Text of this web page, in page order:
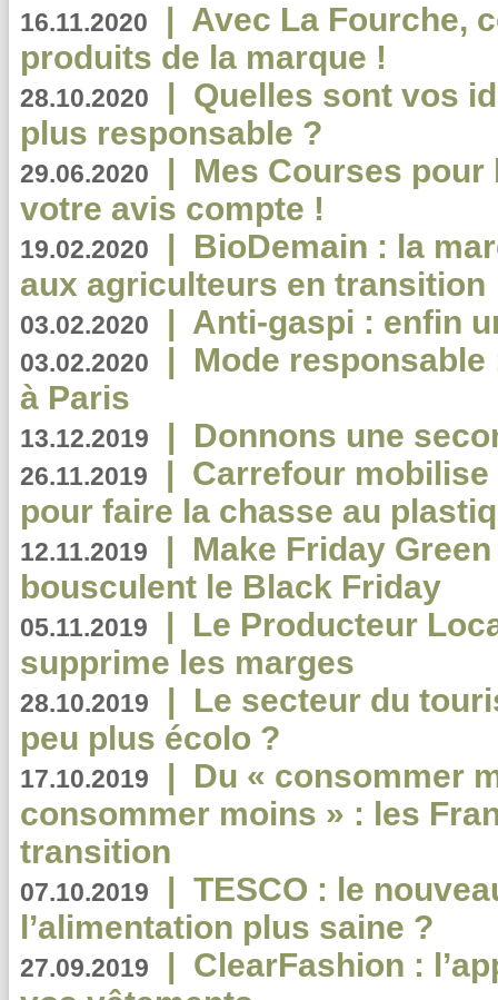
16.11.2020 | Avec La Fourche,
produits de la marque !
28.10.2020 | Quelles sont vos
plus responsable ?
29.06.2020 | Mes Courses pour
votre avis compte !
19.02.2020 | BioDemain : la
aux agriculteurs en transition
03.02.2020 | Anti-gaspi : enfin
03.02.2020 | Mode
à Paris
13.12.2019 | Donnons une
26.11.2019 | Carrefour
pour faire la chasse au
12.11.2019 | Make Friday
bousculent le Black Friday
05.11.2019 | Le Producteur
supprime les marges
28.10.2019 | Le secteur du
peu plus écolo ?
17.10.2019 | Du « consommer
consommer moins » : les
transition
07.10.2019 | TESCO : le
l’alimentation plus saine ?
27.09.2019 | ClearFashion :